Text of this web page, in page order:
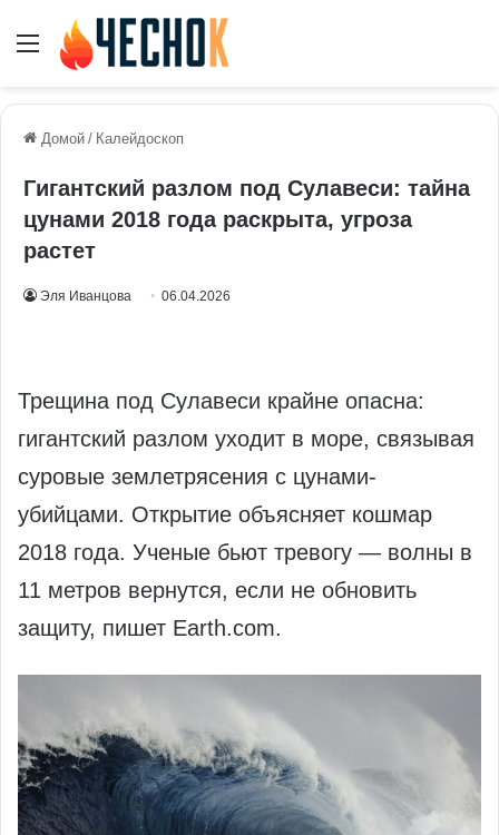
Меню
Домой / Калейдоскоп
Гигантский разлом под Сулавеси: тайна
цунами 2018 года раскрыта, угроза
растет
Эля Иванцова 06.04.2026
Трещина под Сулавеси крайне опасна:
гигантский разлом уходит в море, связывая
суровые землетрясения с цунами-
убийцами. Открытие объясняет кошмар
2018 года. Ученые бьют тревогу — волны в
11 метров вернутся, если не обновить
защиту, пишет Earth.com.